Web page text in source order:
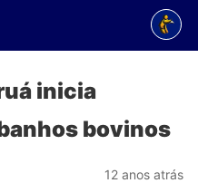
inicia
bovinos
12 anos atrás